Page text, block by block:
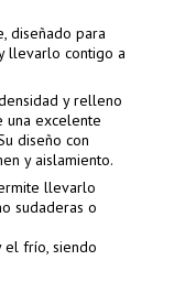
diseñado para
llevarlo contigo a
y relleno
una excelente
diseño con
y aislamiento.
llevarlo
sudaderas o
frío, siendo